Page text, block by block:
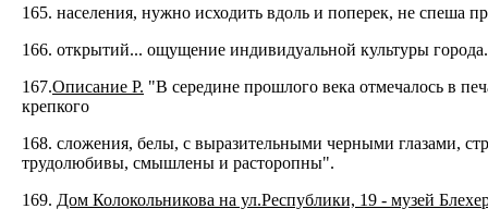
165. населения, нужно исходить вдоль и поперек, не спеша
166. открытий... ощущение индивидуальной культуры города.
167.Описание Р. "В середине прошлого века отмечалось в
крепкого
168. сложения, белы, с выразительными черными глазами,
трудолюбивы, смышлены и расторопны".
169. Дом Колокольникова на ул.Республики, 19 - музей